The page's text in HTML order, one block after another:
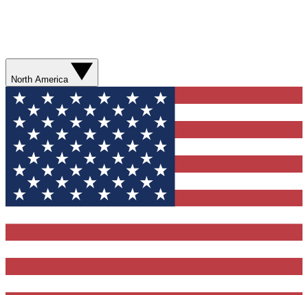
North America